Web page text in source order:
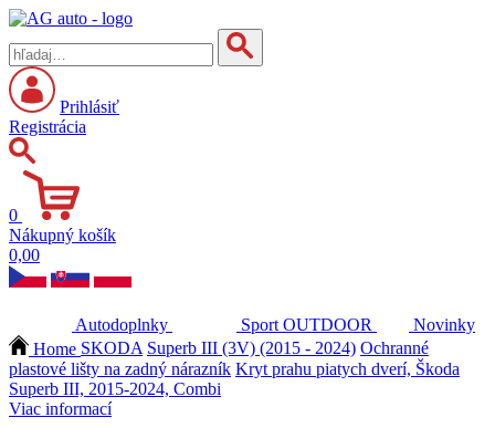
Prihlásiť
Registrácia
0
Nákupný košík
0,00
Autodoplnky Sport OUTDOOR
Novinky
Home SKODA Superb III (3V) (2015 - 2024) Ochranné
plastové lišty na zadný nárazník Kryt prahu piatych dverí, Škoda
Superb III, 2015-2024, Combi
Viac informací